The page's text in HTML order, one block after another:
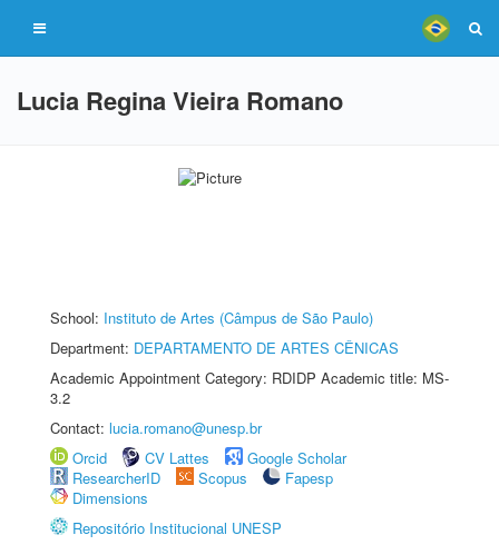
Lucia Regina Vieira Romano
School: Instituto de Artes (Câmpus de São Paulo)
Department: DEPARTAMENTO DE ARTES CÊNICAS
Academic Appointment Category: RDIDP Academic title: MS-
3.2
Contact: lucia.romano@unesp.br
Orcid
CV Lattes
Google Scholar
ResearcherID
Scopus
Fapesp
Dimensions
Repositório Institucional UNESP